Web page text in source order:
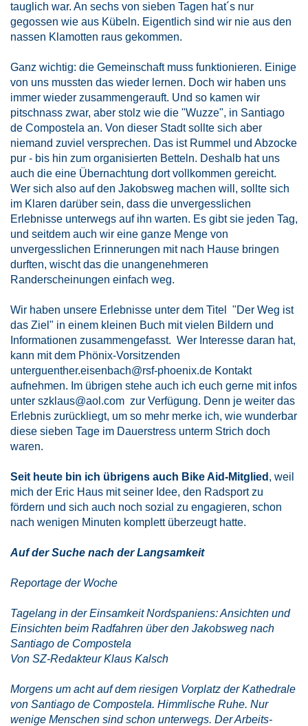
tauglich war. An sechs von sieben Tagen hat´s nur
gegossen wie aus Kübeln. Eigentlich sind wir nie aus den
nassen Klamotten raus gekommen.
Ganz wichtig: die Gemeinschaft muss funktionieren. Einige
von uns mussten das wieder lernen. Doch wir haben uns
immer wieder zusammengerauft. Und so kamen wir
pitschnass zwar, aber stolz wie die "Wuzze", in Santiago
de Compostela an. Von dieser Stadt sollte sich aber
niemand zuviel versprechen. Das ist Rummel und Abzocke
pur - bis hin zum organisierten Betteln. Deshalb hat uns
auch die eine Übernachtung dort vollkommen gereicht.
Wer sich also auf den Jakobsweg machen will, sollte sich
im Klaren darüber sein, dass die unvergesslichen
Erlebnisse unterwegs auf ihn warten. Es gibt sie jeden Tag,
und seitdem auch wir eine ganze Menge von
unvergesslichen Erinnerungen mit nach Hause bringen
durften, wischt das die unangenehmeren
Randerscheinungen einfach weg.
Wir haben unsere Erlebnisse unter dem Titel "Der Weg ist
das Ziel" in einem kleinen Buch mit vielen Bildern und
Informationen zusammengefasst. Wer Interesse daran hat,
kann mit dem Phönix-Vorsitzenden
unterguenther.eisenbach@rsf-phoenix.de Kontakt
aufnehmen. Im übrigen stehe auch ich euch gerne mit infos
unter szklaus@aol.com zur Verfügung. Denn je weiter das
Erlebnis zurückliegt, um so mehr merke ich, wie wunderbar
diese sieben Tage im Dauerstress unterm Strich doch
waren.
Seit heute bin ich übrigens auch Bike Aid-Mitglied , weil
mich der Eric Haus mit seiner Idee, den Radsport zu
fördern und sich auch noch sozial zu engagieren, schon
nach wenigen Minuten komplett überzeugt hatte.
Auf der Suche nach der Langsamkeit
Reportage der Woche
Tagelang in der Einsamkeit Nordspaniens: Ansichten und
Einsichten beim Radfahren über den Jakobsweg nach
Santiago de Compostela
Von SZ-RedakteurKlaus Kalsch
Morgens um acht auf dem riesigen Vorplatz der Kathedrale
von Santiago de Compostela. Himmlische Ruhe. Nur
wenige Menschen sind schon unterwegs. Der Arbeits-